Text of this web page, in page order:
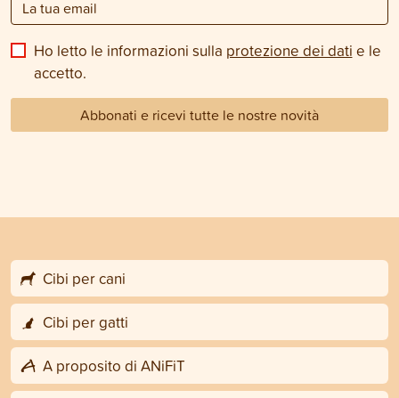
Ho letto le informazioni sulla protezione dei dati e le
accetto.
Abbonati e ricevi tutte le nostre novità
Cibi per cani
Cibi per gatti
A proposito di ANiFiT